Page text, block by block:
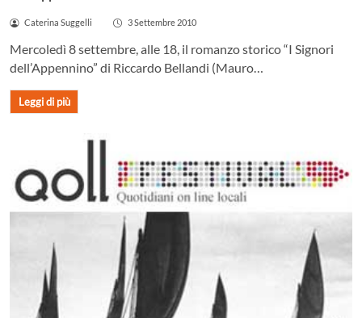
Caterina Suggelli 3 Settembre 2010
Mercoledì 8 settembre, alle 18, il romanzo storico “I Signori
dell’Appennino” di Riccardo Bellandi (Mauro…
Leggi di più